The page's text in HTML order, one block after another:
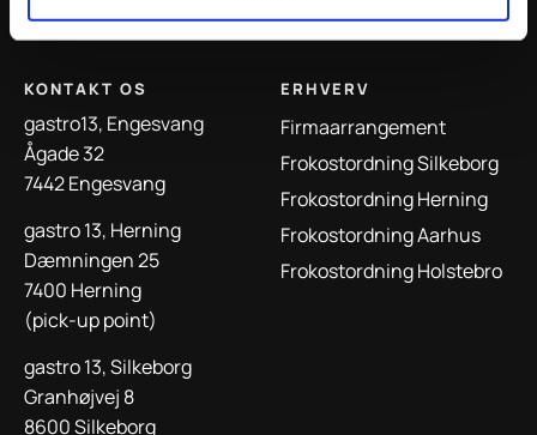
KONTAKT OS
gastro13, Engesvang
Ågade 32
7442 Engesvang
gastro 13, Herning
Dæmningen 25
7400 Herning
(pick-up point)
gastro 13, Silkeborg
Granhøjvej 8
8600 Silkeborg
ERHVERV
Firmaarrangement
Frokostordning Silkeborg
Frokostordning Herning
Frokostordning Aarhus
Frokostordning Holstebro